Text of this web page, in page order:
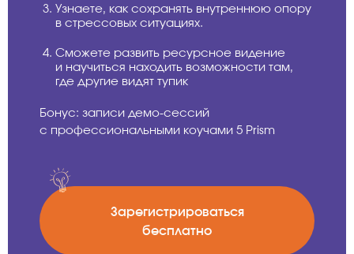
Узнаете, как сохранять внутреннюю опору
в стрессовых ситуациях.
Сможете развить ресурсное видение
и научиться находить возможности там,
где другие видят тупик
Бонус: записи демо-сессий
с профессиональными коучами 5 Prism
Зарегистрироваться
бесплатно